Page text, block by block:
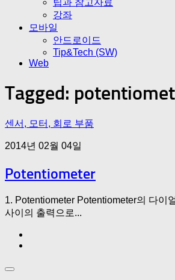
팁과 참고자료
강좌
모바일
안드로이드
Tip&Tech (SW)
Web
Tagged:
센서, 모터, 회로 부품
2014년 02월 04일
Potentiometer
1. Potentiometer Potentiometer의 다이
사이의 출력으로...